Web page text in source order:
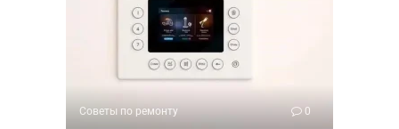
Советы по ремонту 0